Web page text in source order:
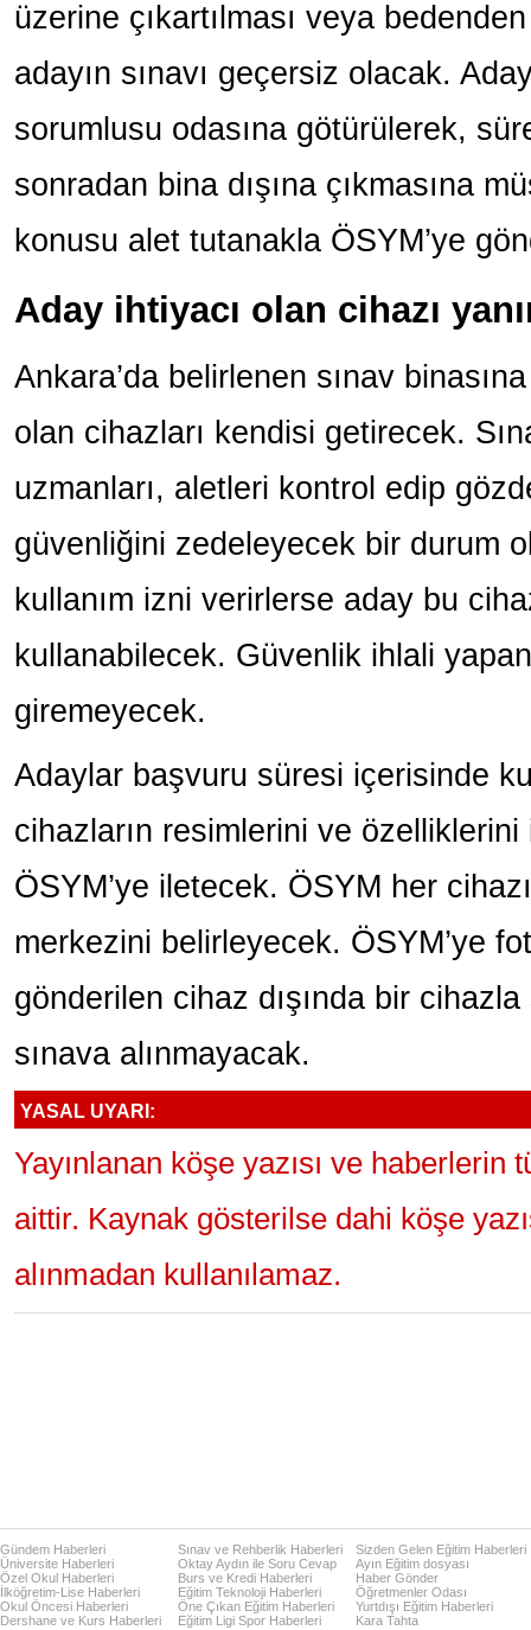
üzerine çıkartılması veya
adayın sınavı geçersiz olacak.
sorumlusu odasına götürülerek,
sonradan bina dışına çıkmasına
konusu alet tutanakla ÖSYM’ye
Aday ihtiyacı olan cihazı
Ankara’da belirlenen sınav
olan cihazları kendisi getirecek.
uzmanları, aletleri kontrol edip
güvenliğini zedeleyecek bir durum
kullanım izni verirlerse aday bu
kullanabilecek. Güvenlik ihlali
giremeyecek.
Adaylar başvuru süresi içerisinde
cihazların resimlerini ve
ÖSYM’ye iletecek. ÖSYM her
merkezini belirleyecek. ÖSYM’ye
gönderilen cihaz dışında bir
sınava alınmayacak.
YASAL UYARI:
Yayınlanan köşe yazısı ve haberlerin
aittir. Kaynak gösterilse dahi köşe
alınmadan kullanılamaz.
Gündem Haberleri
Üniversite Haberleri
Özel Okul Haberleri
İlköğretim-Lise Haberleri
Okul Öncesi Haberleri
Dershane ve Kurs Haberleri
Sınav ve Rehberlik Haberleri
Oktay Aydın ile Soru Cevap
Burs ve Kredi Haberleri
Eğitim Teknoloji Haberleri
Öne Çıkan Eğitim Haberleri
Eğitim Ligi Spor Haberleri
Sizden Gelen Eğitim Haberleri
Ayın Eğitim dosyası
Haber Gönder
Öğretmenler Odası
Yurtdışı Eğitim Haberleri
Kara Tahta